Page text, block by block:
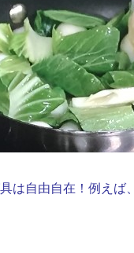
は自由自在！例えば